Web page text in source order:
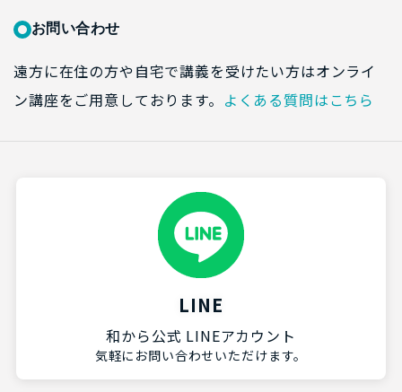
お問い合わせ
遠方に在住の方や自宅で講義を受けたい方はオンライ
ン講座をご用意しております。 よくある質問はこちら
LINE
和から公式 LINEアカウント
気軽にお問い合わせいただけます。